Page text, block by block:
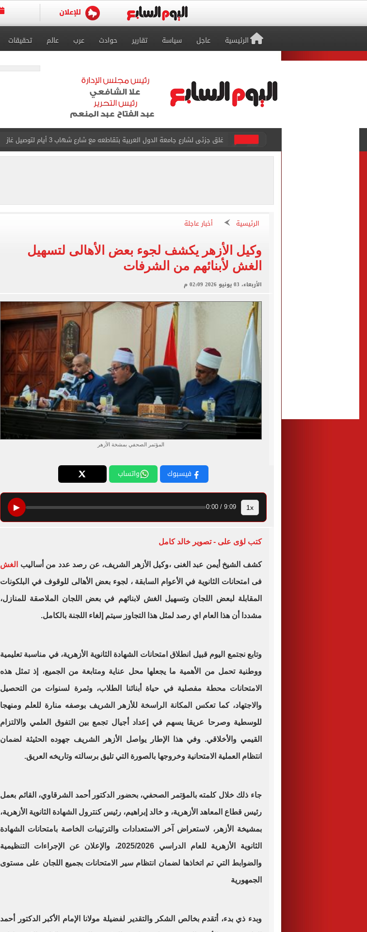
الرئيسية عاجل سياسة تقارير حوادث عرب عالم تحقيقات
غلق جزئى لشارع جامعة الدول العربية بتقاطعه مع شارع شهاب 3 أيام لتوصيل غاز
عمرو دياب يدخل موسوعة جينيس بعد تصدره قائمة بيلبورد عربية لـ68 أسبوعا
أسعار الذهب في مصر تتراجع.. وعيار 21 يسجل هذا الرقم
الاستعلامات تفند ادعاءات ذا صن وميرور حول علاج سيدة بريطانية في شرم الشيخ
تقارير: سيلتيك الأسكتلندي يضم هيثم حسن بعقد حتى 2030
محمود حميدة يحتفل بزفاف ابنته ويرقص معها في أجواء مليئة بالفرحة.. فيديو وصور
إخلاء سبيل سائق أوبر وفتاة واقعة التحرش المزيفة بكفالة مالية
الرئيسية أخبار عاجلة
وكيل الأزهر يكشف لجوء بعض الأهالى لتسهيل
الغش لأبنائهم من الشرفات
الأربعاء، 03 يونيو 2026 02:09 م
المؤتمر الصحفي بمشخة الأزهر
فيسبوك واتساب
▶ 9:09 / 0:00 1x
كتب لؤى على - تصوير خالد كامل
كشف الشيخ أيمن عبد الغنى ،وكيل الأزهر الشريف، عن رصد عدد من أساليب الغش
فى امتحانات الثانوية في الأعوام السابقة ، لجوء بعض الأهالى للوقوف في البلكونات
المقابلة لبعض اللجان وتسهيل الغش لابنائهم في بعض اللجان الملاصقة للمنازل،
مشددا أن هذا العام اي رصد لمثل هذا التجاوز سيتم إلغاء اللجنة بالكامل.
وتابع نجتمع اليوم قبيل انطلاق امتحانات الشهادة الثانوية الأزهرية، في مناسبة تعليمية
ووطنية تحمل من الأهمية ما يجعلها محل عناية ومتابعة من الجميع، إذ تمثل هذه
الامتحانات محطة مفصلية في حياة أبنائنا الطلاب، وثمرة لسنوات من التحصيل
والاجتهاد، كما تعكس المكانة الراسخة للأزهر الشريف بوصفه منارة للعلم ومنهجا
للوسطية وصرحا عريقا يسهم في إعداد أجيال تجمع بين التفوق العلمي والالتزام
القيمي والأخلاقي. وفي هذا الإطار يواصل الأزهر الشريف جهوده الحثيثة لضمان
انتظام العملية الامتحانية وخروجها بالصورة التي تليق برسالته وتاريخه العريق.
جاء ذلك خلال كلمته بالمؤتمر الصحفي، بحضور الدكتور أحمد الشرقاوي، القائم بعمل
رئيس قطاع المعاهد الأزهرية، و خالد إبراهيم، رئيس كنترول الشهادة الثانوية الأزهرية،
بمشيخة الأزهر، لاستعراض آخر الاستعدادات والترتيبات الخاصة بامتحانات الشهادة
الثانوية الأزهرية للعام الدراسي 2025/2026، والإعلان عن الإجراءات التنظيمية
والضوابط التي تم اتخاذها لضمان انتظام سير الامتحانات بجميع اللجان على مستوى
الجمهورية
وبدء ذي بدء، أتقدم بخالص الشكر والتقدير لفضيلة مولانا الإمام الأكبر الدكتور أحمد